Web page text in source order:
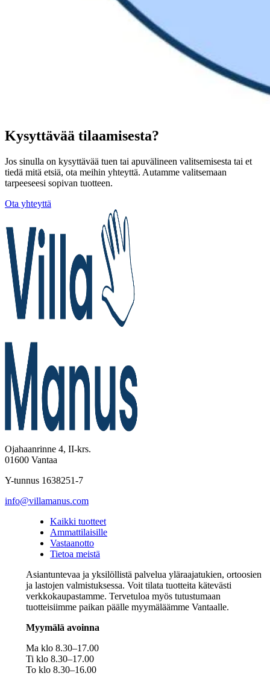
Kysyttävää tilaamisesta?
Jos sinulla on kysyttävää tuen tai apuvälineen valitsemisesta tai et
tiedä mitä etsiä, ota meihin yhteyttä. Autamme valitsemaan
tarpeeseesi sopivan tuotteen.
Ota yhteyttä
Ojahaanrinne 4, II-krs.
01600 Vantaa
Y-tunnus 1638251-7
info@villamanus.com
Kaikki tuotteet
Ammattilaisille
Vastaanotto
Tietoa meistä
Asiantuntevaa ja yksilöllistä palvelua yläraajatukien, ortoosien
ja lastojen valmistuksessa. Voit tilata tuotteita kätevästi
verkkokaupastamme. Tervetuloa myös tutustumaan
tuotteisiimme paikan päälle myymäläämme Vantaalle.
Myymälä avoinna
Ma klo 8.30–17.00
Ti klo 8.30–17.00
To klo 8.30–16.00